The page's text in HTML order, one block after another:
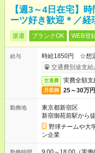
【週3～4日在宅】
ーツ好き歓迎＊／経
派遣 ブランクOK WEB登
給与
時給1850円 ☆想定
交通費別途支給
交通費 実費全額支
月収例 25～30万円
勤務地
東京都新宿区
新宿御苑前駅から
野球チームや大
ン企業